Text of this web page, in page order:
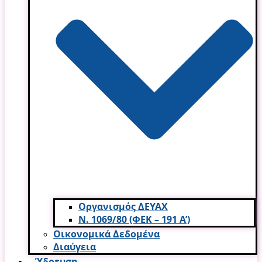
Οργανισμός ΔΕΥΑΧ
Ν. 1069/80 (ΦΕΚ – 191 Α’)
Οικονομικά Δεδομένα
Διαύγεια